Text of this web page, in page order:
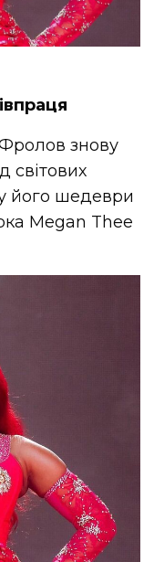
знову
світових
його шедеври
Megan Thee